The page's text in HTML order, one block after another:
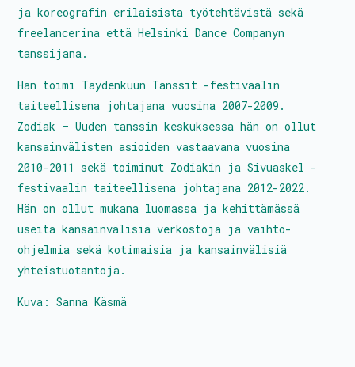
Palkkatilauslomake
Hallitus
Tietoa toiminnasta
Media
Yhteystiedot
Kestävyyssuunitelma
ja koreografin erilaisista työtehtävistä sekä
freelancerina että Helsinki Dance Companyn
tanssijana.
Hän toimi Täydenkuun Tanssit -festivaalin
taiteellisena johtajana vuosina 2007-2009.
Zodiak – Uuden tanssin keskuksessa hän on ollut
kansainvälisten asioiden vastaavana vuosina
2010-2011 sekä toiminut Zodiakin ja Sivuaskel -
festivaalin taiteellisena johtajana 2012-2022.
Hän on ollut mukana luomassa ja kehittämässä
useita kansainvälisiä verkostoja ja vaihto-
ohjelmia sekä kotimaisia ja kansainvälisiä
yhteistuotantoja.
Kuva: Sanna Käsmä